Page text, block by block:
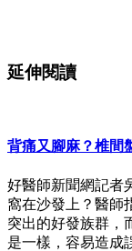
延伸閱讀
背痛又腳麻？椎間
好醫師新聞網記者
窩在沙發上？醫師
突出的好發族群，
是一樣，容易造成